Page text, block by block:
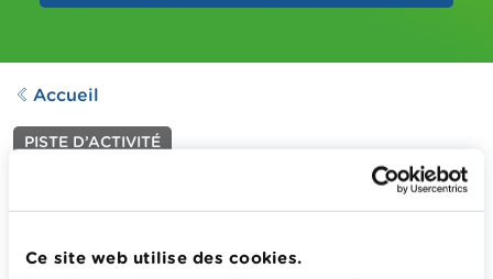
Ce site web utilise des cookies.
Accueil
PISTE D’ACTIVITÉ
Mon petit journal - La
Semaine de l'Argent 2025